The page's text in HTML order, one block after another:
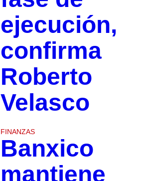
ejecución,
confirma
Roberto
Velasco
FINANZAS
Banxico
mantiene